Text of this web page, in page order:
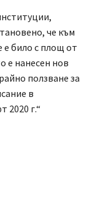
че към
е било с площ от
е нанесен нов
ползване за
в
2020 г.“